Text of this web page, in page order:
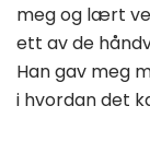
meg og lært
ett av de
Han gav meg
i hvordan det